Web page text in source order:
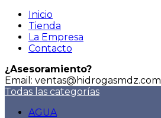
Inicio
Tienda
La Empresa
Contacto
¿Asesoramiento?
Email: ventas@hidrogasmdz.com
Todas las categorías
AGUA